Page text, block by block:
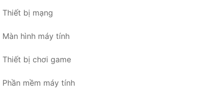
Thiết bị mạng
Màn hình máy tính
Thiết bị chơi game
Phần mềm máy tính